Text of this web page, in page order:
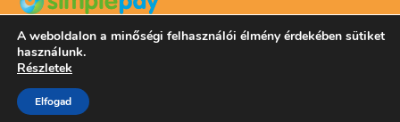
SimplePay adattovábbítási nyilatkozat
A weboldalon a minőségi felhasználói élmény érdekében sütiket
használunk.
Részletek
Elfogad